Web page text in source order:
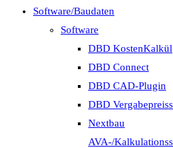
Software/Baudaten
Software
DBD KostenKalkül
DBD Connect
DBD CAD-Plugin
DBD
Nextbau
AVA-/